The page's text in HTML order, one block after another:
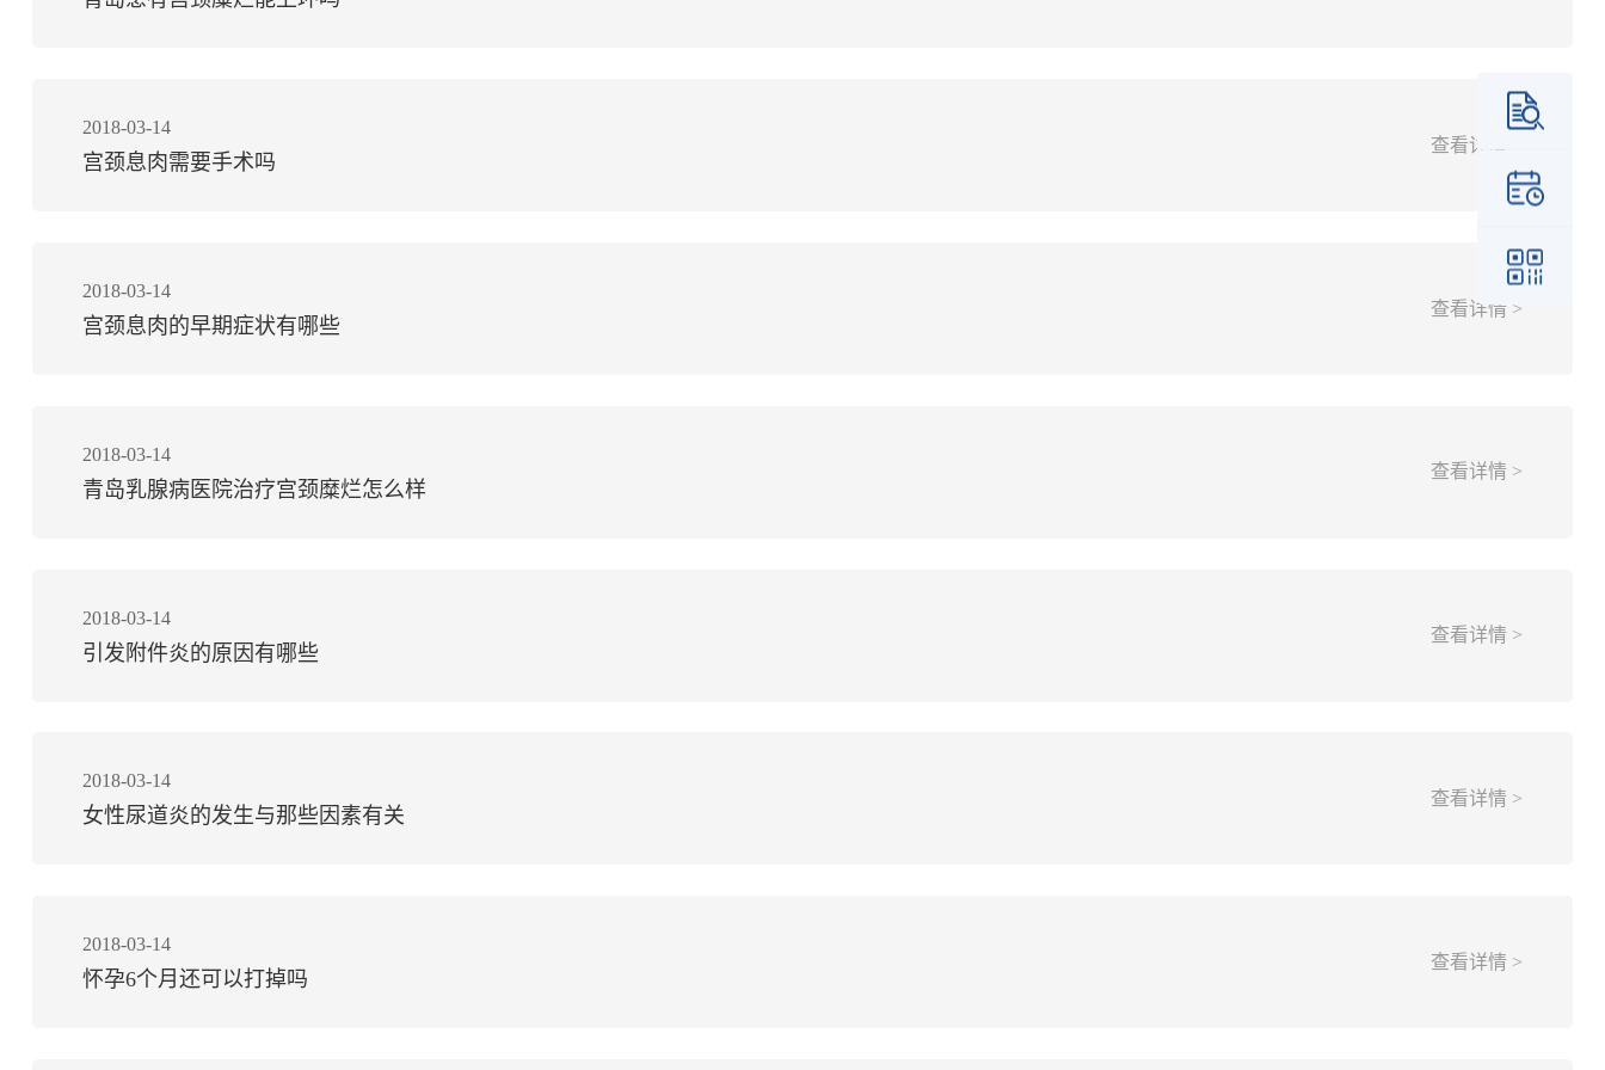
2018-03-14
宫颈息肉需要手术吗
查看详情 >
2018-03-14
宫颈息肉的早期症状有哪些
查看详情 >
2018-03-14
青岛乳腺病医院治疗宫颈糜烂怎么样
查看详情 >
2018-03-14
引发附件炎的原因有哪些
查看详情 >
2018-03-14
女性尿道炎的发生与那些因素有关
查看详情 >
2018-03-14
怀孕6个月还可以打掉吗
查看详情 >